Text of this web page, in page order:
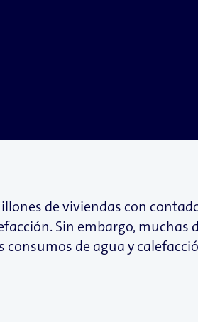
de viviendas con
Sin embargo, muchas
de agua y